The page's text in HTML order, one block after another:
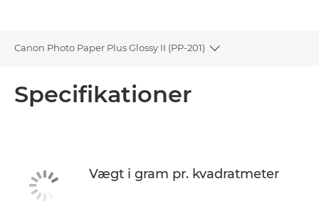
Canon Photo Paper Plus Glossy II (PP-201)
Toggle breadcrumbs
Specifikationer
Vægt i gram pr. kvadratmeter